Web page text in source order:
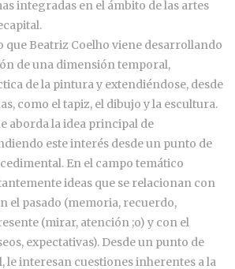
integradas en el ámbito de las artes
que Beatriz Coelho viene desarrollando
de una dimensión temporal,
de la pintura y extendiéndose, desde
como el tapiz, el dibujo y la escultura.
aborda la idea principal de
este interés desde un punto de
En el campo temático
ideas que se relacionan con
el pasado (memoria, recuerdo,
(mirar, atención ;o) y con el
expectativas). Desde un punto de
le interesan cuestiones inherentes a la